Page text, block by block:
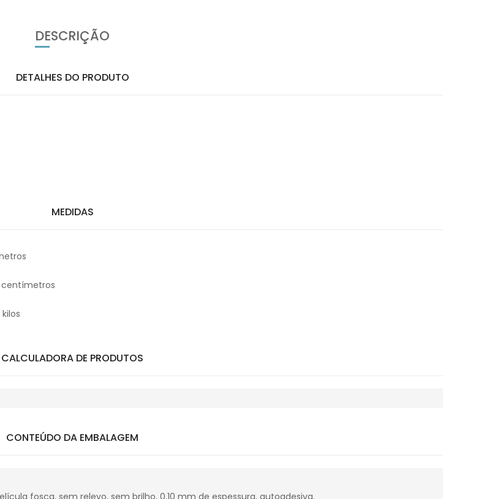
DESCRIÇÃO
DETALHES DO PRODUTO
MEDIDAS
kilos
CALCULADORA DE PRODUTOS
CONTEÚDO DA EMBALAGEM
fosca, sem relevo, sem brilho, 0,10 mm de espessura, autoadesiva.